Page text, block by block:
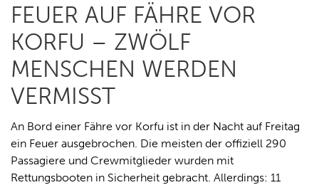
FEUER AUF FÄHRE VOR
KORFU – ZWÖLF
MENSCHEN WERDEN
VERMISST
An Bord einer Fähre vor Korfu ist in der Nacht auf Freitag
ein Feuer ausgebrochen. Die meisten der offiziell 290
Passagiere und Crewmitglieder wurden mit
Rettungsbooten in Sicherheit gebracht. Allerdings: 11